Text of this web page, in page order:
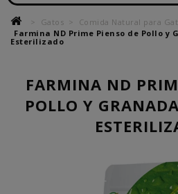
Gatos Comida Natural para
Farmina ND Prime Pienso de Pollo y
Esterilizado
FARMINA ND
POLLO Y